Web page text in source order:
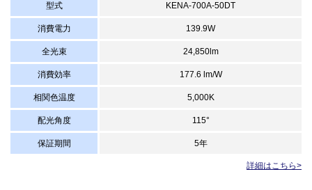
型式 KENA-700A-50DT
消費電力 139.9W
全光束 24,850lm
消費効率 177.6 lm/W
相関色温度 5,000K
配光角度 115°
保証期間 5年
詳細はこちら>